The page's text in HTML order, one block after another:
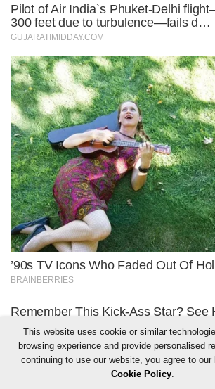
This website uses cookie or similar
browsing experience and provide personalised
continuing to use our website, you agree to our
Cookie Policy.